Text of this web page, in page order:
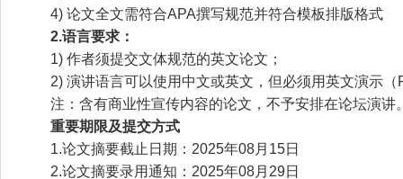
4) 论文全文需符合APA撰写规范并符合模板排版格式
2.语言要求：
1) 作者须提交文体规范的英文论文；
2) 演讲语言可以使用中文或英文，但必须用英文演示
注：含有商业性宣传内容的论文，不予安排在论坛演讲
重要期限及提交方式
1.论文摘要截止日期：2025年08月15日
2.论文摘要录用通知：2025年08月29日